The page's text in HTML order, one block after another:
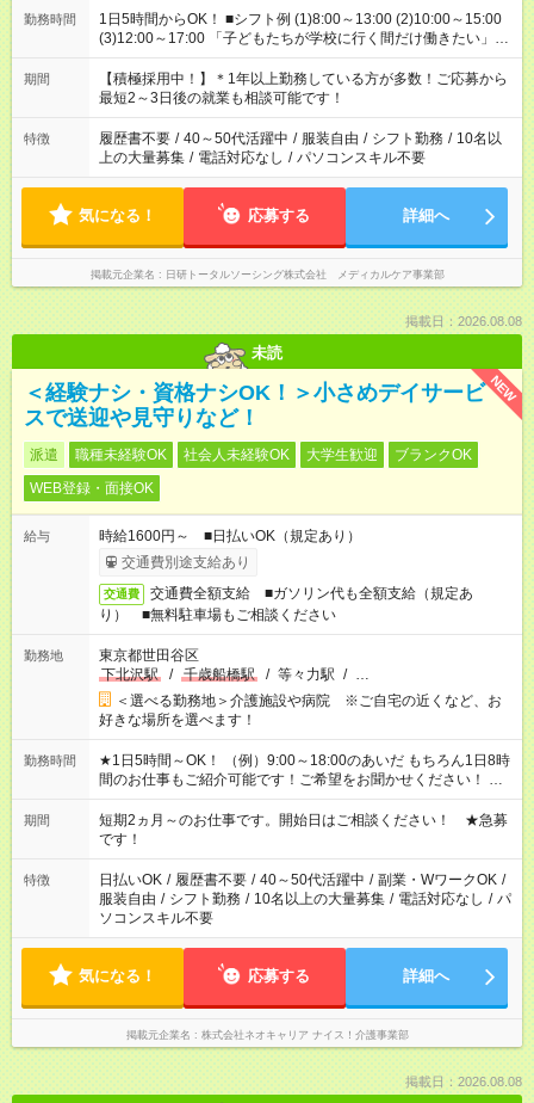
勤務時間
1日5時間からOK！ ■シフト例 (1)8:00～13:00 (2)10:00～15:00
(3)12:00～17:00 「子どもたちが学校に行く間だけ働きたい」
「余裕を持って夕飯の準備がしたい」 「午前中は働いて、午後
はプライベートの時間にしたい」 など、ご希望を教えてくださ
いね。 ※Wワーク希望の方へ 今ご覧のお仕事で希望する勤務時
間と、もう1つのお仕事の勤務時間。 合計で週40時間を超える
場合は応募できません。
期間
【積極採用中！】＊1年以上勤務している方が多数！ご応募から
最短2～3日後の就業も相談可能です！
特徴 履歴書不要 / 40～50代活躍中 / 服装自由 / シフト勤務 / 10名以
上の大量募集 / 電話対応なし / パソコンスキル不要
気になる！ 応募する 詳細へ
掲載元企業名 日研トータルソーシング株式会社 メディカルケア事業部
掲載日：2026.08.08
未読
NEW
＜経験ナシ・資格ナシOK！＞小さめデイサービ
スで送迎や見守りなど！
派遣 職種未経験OK 社会人未経験OK 大学生歓迎
ブランクOK
WEB登録・面接OK
給与
時給1600円～ ■日払いOK（規定あり）
交通費別途支給あり
交通費
交通費全額支給 ■ガソリン代も全額支給（規定あ
り） ■無料駐車場もご相談ください
勤務地
東京都世田谷区
下北沢駅
/ 千歳船橋駅 / 等々力駅 / …
＜選べる勤務地＞介護施設や病院 ※ご自宅の近くなど、お
好きな場所を選べます！
勤務時間
★1日5時間～OK！ （例）9:00～18:00のあいだ もちろん1日8時
間のお仕事もご紹介可能です！ご希望をお聞かせください！ ★
家庭の都合でお休みが必要な場合も遠慮なくご相談ください。
※週最低15時間以上の勤務が必要です
期間
短期2ヵ月～のお仕事です。開始日はご相談ください！ ★急募
です！
特徴 日払いOK / 履歴書不要 / 40～50代活躍中 / 副業・WワークOK /
服装自由 / シフト勤務 / 10名以上の大量募集 / 電話対応なし / パ
ソコンスキル不要
気になる！ 応募する 詳細へ
掲載元企業名 株式会社ネオキャリア ナイス！介護事業部
掲載日：2026.08.08